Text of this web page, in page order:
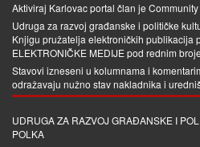
Aktiviraj Karlovac portal član je
Udruga za razvoj građanske i političke
Knjigu pružatelja elektroničkih publikacija
ELEKTRONIČKE MEDIJEpod rednim
Stavovi izneseni u kolumnama i
odražavaju nužno stav nakladnika i
UDRUGA ZA RAZVOJ GRAĐANSKE I
POLKA